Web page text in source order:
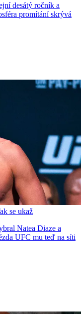
desátý ročník a
promítání skrývá
se ukaž
Natea Diaze a
UFC mu teď na síti